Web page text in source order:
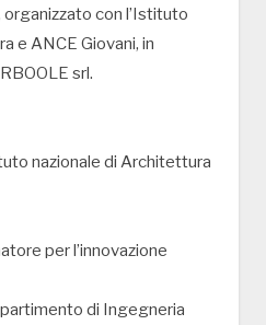
con l’Istituto
e ANCE Giovani, in
srl.
nazionale di Architettura
per l’innovazione
di Ingegneria